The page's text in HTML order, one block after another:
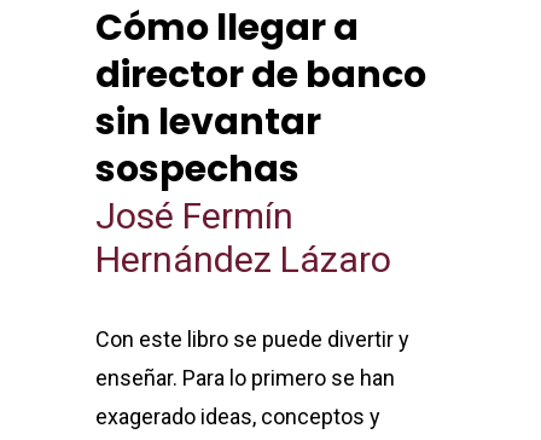
Cómo llegar a
director de banco
sin levantar
sospechas
José Fermín
Hernández Lázaro
Con este libro se puede divertir y
enseñar. Para lo primero se han
exagerado ideas, conceptos y